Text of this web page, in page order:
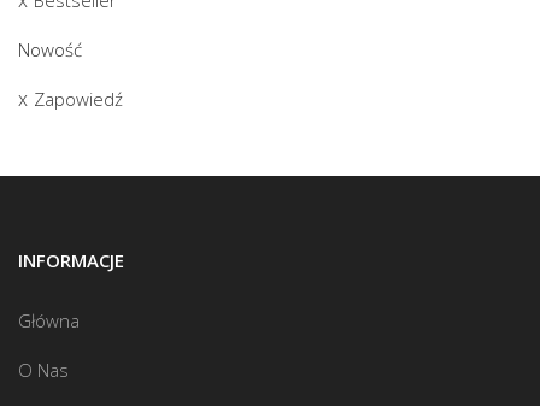
Nowość
Zapowiedź
INFORMACJE
Główna
O Nas